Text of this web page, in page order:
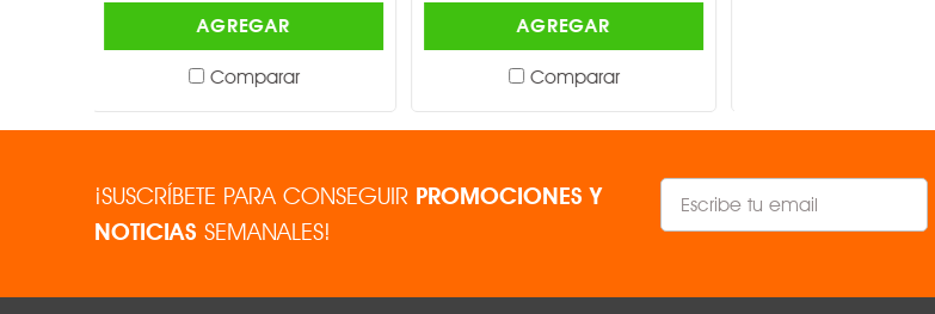
AGREGAR
Comparar
AGREGAR
Comparar
¡SUSCRÍBETE PARA CONSEGUIR PROMOCIONES Y
NOTICIAS SEMANALES!